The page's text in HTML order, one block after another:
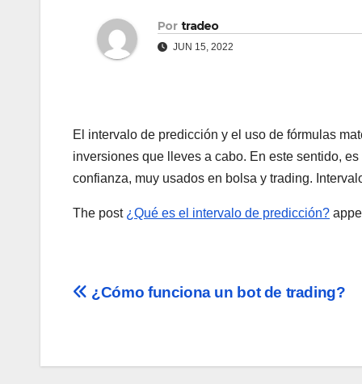
Por tradeo
JUN 15, 2022
El intervalo de predicción y el uso de fórmulas
inversiones que lleves a cabo. En este sentido,
confianza, muy usados en bolsa y trading.
The post ¿Qué es el intervalo de predicción?
Navegación
entradas
¿Cómo funciona un bot de trading?